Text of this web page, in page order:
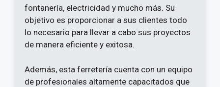
fontanería, electricidad y mucho más. Su
objetivo es proporcionar a sus clientes todo
lo necesario para llevar a cabo sus proyectos
de manera eficiente y exitosa.
Además, esta ferretería cuenta con un equipo
de profesionales altamente capacitados que